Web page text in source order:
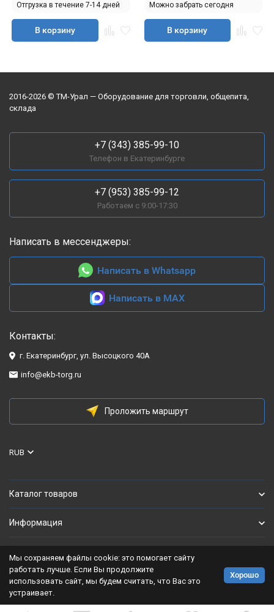
Отгрузка в течение 7-14 дней
В корзину
Можно забрать сегодня
В корзину
2016-2026 © ТМ-Урал — Оборудование для торговли, общепита,
склада
+7 (343) 385-99-10
Телефон в Екатеринбурге
+7 (953) 385-99-12
Работаем с 9:00-17:30
Написать в мессенджеры:
Написать в Whatsapp
Написать в MAX
Контакты:
г. Екатеринбург, ул. Высоцкого 40А
info@ekb-torg.ru
Проложить маршрут
RUB
Каталог товаров
Информация
Политика персональных данных
Разработано вbodysite.ru
Мы сохраняем файлы cookie: это помогает сайту
работать лучше. Если Вы продолжите
использовать сайт, мы будем считать, что Вас это
устраивает.
Хорошо